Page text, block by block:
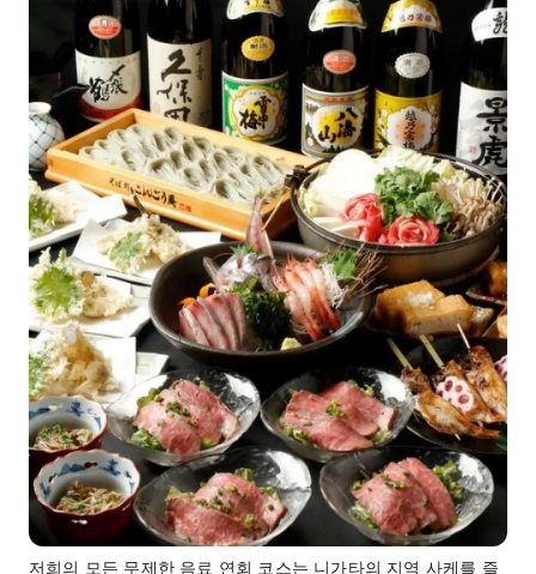
저희의 모든 무제한 음료 연회 코스는 니가타의 지역 사케를 즐